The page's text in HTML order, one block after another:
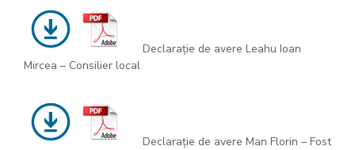
Declarație de avere Leahu Ioan
Mircea – Consilier local
Declarație de avere Man Florin – Fost